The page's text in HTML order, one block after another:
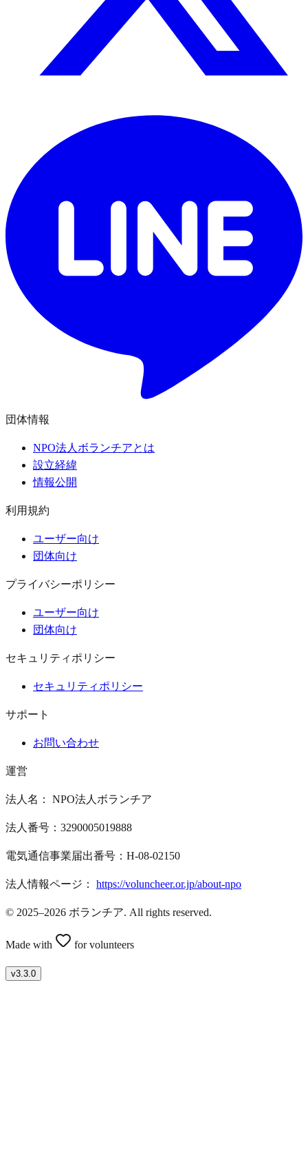
団体情報
NPO法人ボランチアとは
設立経緯
情報公開
利用規約
ユーザー向け
団体向け
プライバシーポリシー
ユーザー向け
団体向け
セキュリティポリシー
セキュリティポリシー
サポート
お問い合わせ
運営
法人名： NPO法人ボランチア
法人番号：3290005019888
電気通信事業届出番号：H-08-02150
法人情報ページ： https://voluncheer.or.jp/about-npo
© 2025–2026 ボランチア. All rights reserved.
Made with for volunteers
v3.3.0